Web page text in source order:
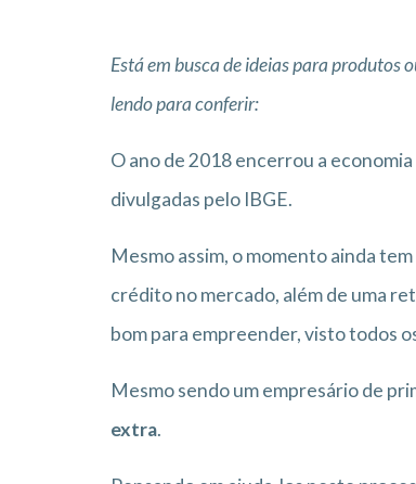
Está em busca de ideias para produtos
lendo para conferir:
O ano de 2018 encerrou a
divulgadas pelo IBGE.
Mesmo assim, o momento ainda
crédito no mercado, além de uma
bom para empreender, visto todos
Mesmo sendo um empresário de
extra.